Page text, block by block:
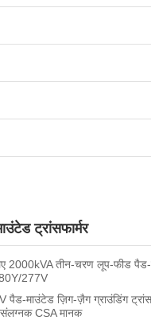
ट्रांसफार्मर
2000kVA तीन-चरण लूप-फीड पैड-
277V
पैड-माउंटेड ज़िग-ज़ैग ग्राउंडिंग
CSA मानक